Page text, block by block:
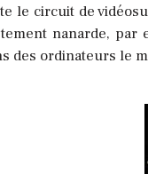
le circuit de
nanarde,
des ordinateurs le